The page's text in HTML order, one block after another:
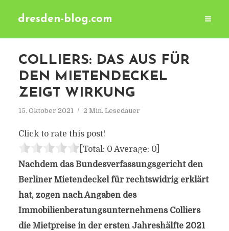
dresden-blog.com
COLLIERS: DAS AUS FÜR
DEN MIETENDECKEL
ZEIGT WIRKUNG
15. Oktober 2021 2 Min. Lesedauer
Click to rate this post!
[Total: 0 Average: 0]
Nachdem das Bundesverfassungsgericht den
Berliner Mietendeckel für rechtswidrig erklärt
hat, zogen nach Angaben des
Immobilienberatungsunternehmens Colliers
die Mietpreise in der ersten Jahreshälfte 2021